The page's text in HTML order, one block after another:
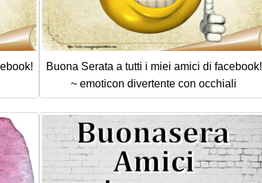
Buona Serata a tutti i miei amici di facebook!
~ emoticon divertente con occhiali